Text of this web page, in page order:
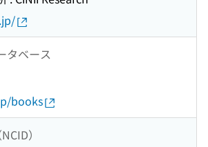
タベース
books
）